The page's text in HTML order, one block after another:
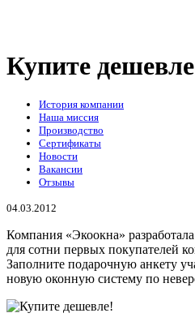
Купите
История компании
Наша миссия
Производство
Сертификаты
Новости
Вакансии
Отзывы
04.03.2012
Компания «Экоокна»
для сотни первых покупателей
Заполните подарочную анкету
новую оконную систему по